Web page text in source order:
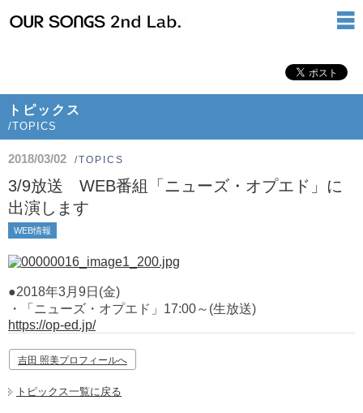
トピックス
/TOPICS
2018/03/02 /TOPICS
3/9放送 WEB番組「ニューズ・オプエド」に
出演します
WEB情報
●2018年3月9日(金)
・「ニューズ・オプエド」17:00～(生放送)
https://op-ed.jp/
吉田 照美プロフィールへ
トピックス一覧に戻る